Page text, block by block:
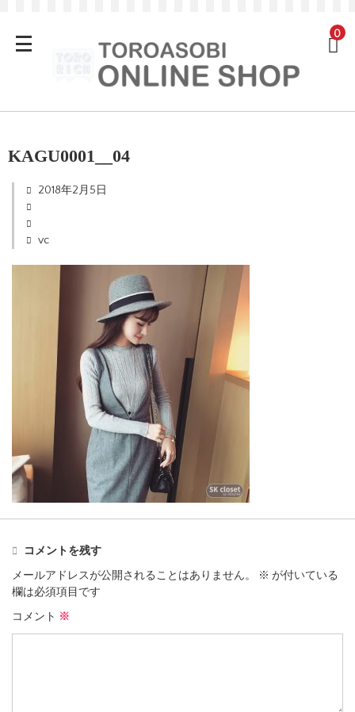
0
KAGU0001__04
2018年2月5日
vc
コメントを残す
メールアドレスが公開されることはありません。
※ が付いている
欄は必須項目です
コメント ※